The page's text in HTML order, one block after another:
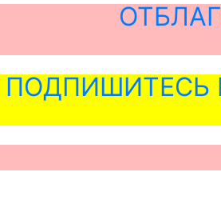
ПОДПИШИТЕСЬ